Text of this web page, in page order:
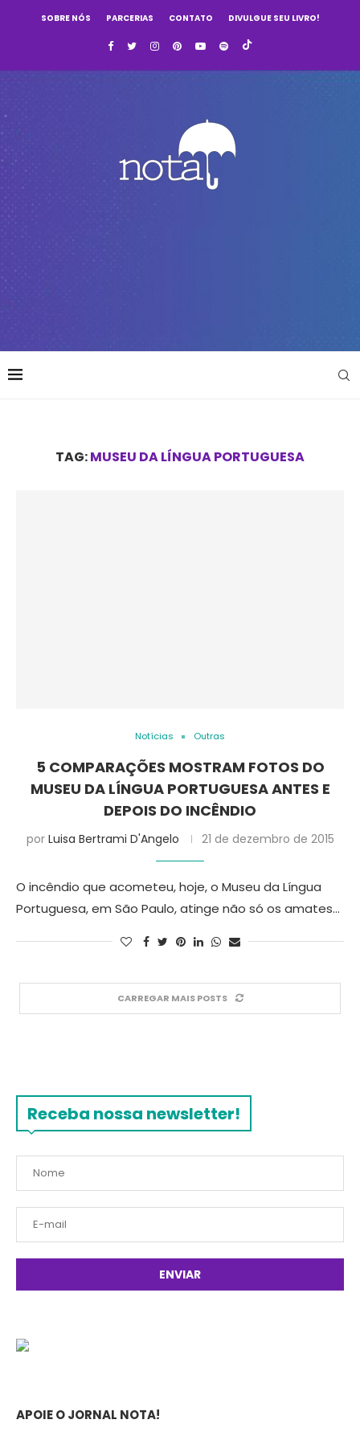
SOBRE NÓS PARCERIAS CONTATO DIVULGUE SEU LIVRO!
TAG:MUSEU DA LÍNGUA PORTUGUESA
Notícias Outras
5 COMPARAÇÕES MOSTRAM FOTOS DO
MUSEU DA LÍNGUA PORTUGUESA ANTES E
DEPOIS DO INCÊNDIO
por Luisa Bertrami D'Angelo 21 de dezembro de 2015
O incêndio que acometeu, hoje, o Museu da Língua
Portuguesa, em São Paulo, atinge não só os amates…
CARREGAR MAIS POSTS
Receba nossa newsletter!
APOIE O JORNAL NOTA!